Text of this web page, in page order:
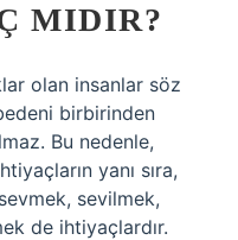
MIDIR?
olan insanlar söz
birbirinden
Bu nedenle,
yanı sıra,
sevilmek,
de ihtiyaçlardır.